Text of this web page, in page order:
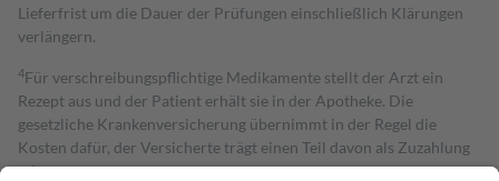
Lieferfrist um die Dauer der Prüfungen einschließlich Klärungen
verlängern.
4Für verschreibungspflichtige Medikamente stellt der Arzt ein
Rezept aus und der Patient erhält sie in der Apotheke. Die
gesetzliche Krankenversicherung übernimmt in der Regel die
Kosten dafür, der Versicherte trägt einen Teil davon als Zuzahlung
mit.